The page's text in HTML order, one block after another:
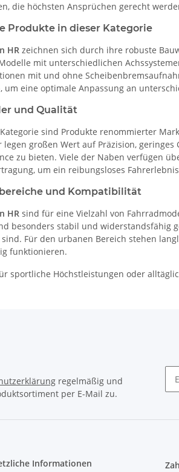
die höchsten Ansprüchen gerecht
Produkte in dieser Kategorie
HR zeichnen sich durch ihre robuste
mit unterschiedlichen
mit und ohne
um eine optimale Anpassung an
und Qualität
sind Produkte renommierter
legen großen Wert auf Präzision,
zu bieten. Viele der Naben verfügen
um ein reibungsloses
und Kompatibilität
HR sind für eine Vielzahl von
besonders stabil und widerstandsfähig
Für den urbanen Bereich stehen
funktionieren.
sportliche Höchstleistungen oder
regelmäßig und
per E-Mail zu.
Informationen